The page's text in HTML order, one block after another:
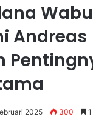
Andreas
2025 300